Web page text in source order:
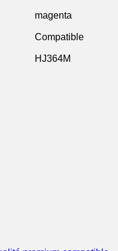
magenta
Compatible
HJ364M